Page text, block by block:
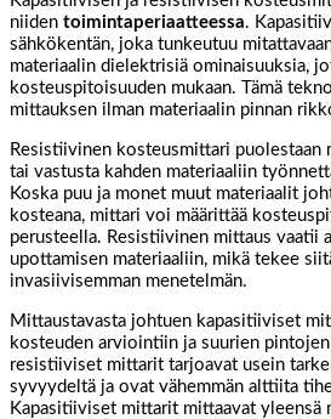
niiden toimintaperiaatteessa.
sähkökentän, joka tunkeutuu
materiaalin dielektrisiä ominaisuuksia,
kosteuspitoisuuden mukaan. Tämä
mittauksen ilman materiaalin pinnan
Resistiivinen kosteusmittari puolestaan
tai vastusta kahden materiaaliin
Koska puu ja monet muut materiaalit
kosteana, mittari voi määrittää
perusteella. Resistiivinen mittaus vaatii
upottamisen materiaaliin, mikä tekee
invasiivisemman menetelmän.
Mittaustavasta johtuen kapasitiiviset
kosteuden arviointiin ja suurien pintojen
resistiiviset mittarit tarjoavat usein
syvyydeltä ja ovat vähemmän alttiita
Kapasitiiviset mittarit mittaavat yleensä